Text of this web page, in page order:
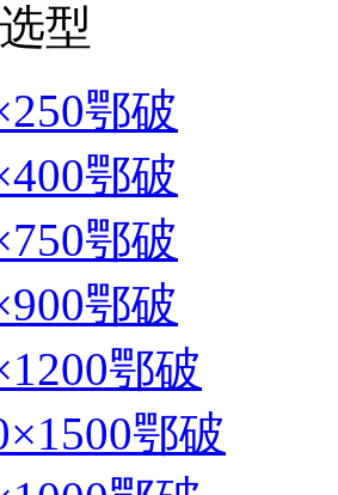
型
鄂破
鄂破
鄂破
鄂破
鄂破
鄂破